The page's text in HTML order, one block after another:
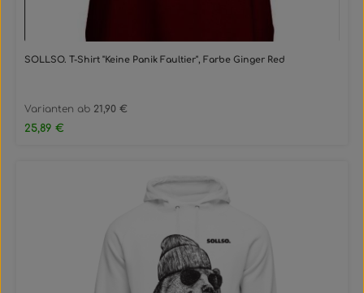
SOLLSO. T-Shirt "Keine Panik Faultier", Farbe Ginger Red
Varianten ab 21,90 €
Regulärer Preis:
25,89 €